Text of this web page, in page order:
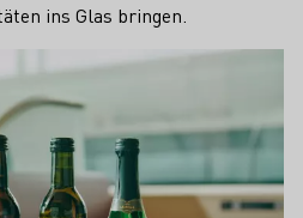
ins Glas bringen.